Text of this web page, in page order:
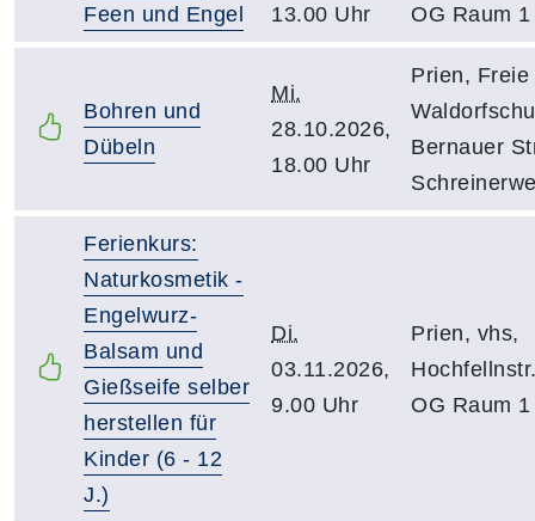
Feen und Engel
13.00 Uhr
OG Raum 1
Bohren und
Dübeln
Mi.
28.10.2026,
18.00 Uhr
Prien, Freie
Bernauer
Ferienkurs:
Naturkosmetik -
Engelwurz-
Balsam und
Gießseife selber
herstellen für
Kinder (6 - 12
J.)
Di.
03.11.2026,
9.00 Uhr
Prien, vhs,
OG Raum 1